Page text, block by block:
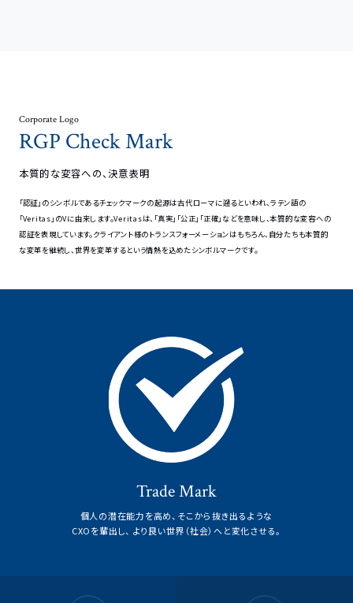
Corporate Logo
RGP Check Mark
本質的な変容への、決意表明
「認証」のシンボルであるチェックマークの起源は古代ローマに遡るといわれ、ラテン語の
「Veritas」のVに由来します。Veritasは、「真実」「公正」「正確」などを意味し、本質的な変容への
認証を表現しています。クライアント様のトランスフォーメーションはもちろん、自分たちも本質的
な変革を継続し、世界を変革するという情熱を込めたシンボルマークです。
Trade Mark
個人の潜在能力を高め、そこから抜き出るような
CXOを輩出し、 より良い世界（社会）へと変化させる。